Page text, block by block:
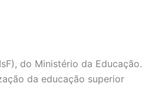
do Ministério da Educação.
da educação superior